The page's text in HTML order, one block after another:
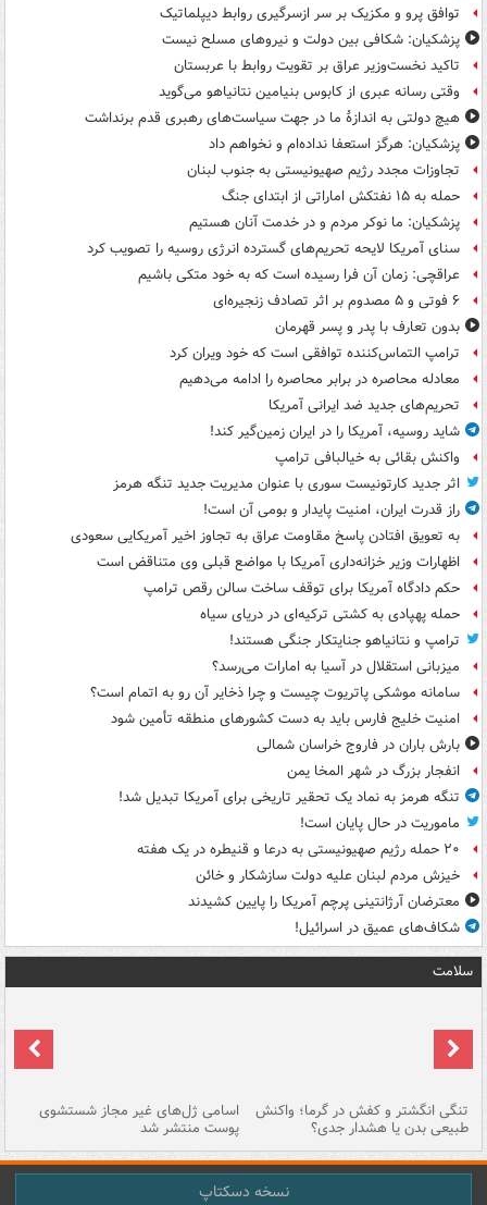
توافق پرو و مکزیک بر سر ازسرگیری روابط دیپلماتیک
پزشکیان: شکافی بین دولت و نیروهای مسلح نیست
تاکید نخست‌وزیر عراق بر تقویت روابط با عربستان
وقتی رسانه عبری از کابوس بنیامین نتانیاهو می‌گوید
هیچ دولتی به اندازۀ ما در جهت سیاست‌های رهبری قدم برنداشت
پزشکیان: هرگز استعفا نداده‌ام و نخواهم داد
تجاوزات مجدد رژیم صهیونیستی به جنوب لبنان
حمله به ۱۵ نفتکش‌ اماراتی از ابتدای جنگ
پزشکیان: ما نوکر مردم و در خدمت آنان هستیم
سنای آمریکا لایحه تحریم‌های گسترده انرژی روسیه را تصویب کرد
عراقچی: زمان آن فرا رسیده است که به خود متکی باشیم
۶ فوتی و ۵ مصدوم بر اثر تصادف زنجیره‌ای
بدون تعارف با پدر و پسر قهرمان
ترامپ التماس‌کننده توافقی است که خود ویران کرد
معادله محاصره در برابر محاصره را ادامه می‌دهیم
تحریم‌های جدید ضد ایرانی آمریکا
شاید روسیه، آمریکا را در ایران زمین‌گیر کند!
واکنش بقائی به خیالبافی ترامپ
اثر جدید کارتونیست سوری با عنوان مدیریت جدید تنگه هرمز
راز قدرت ایران، امنیت پایدار و بومی آن است!
به تعویق افتادن پاسخ مقاومت عراق به تجاوز اخیر آمریکایی سعودی
اظهارات وزیر خزانه‌داری آمریکا با مواضع قبلی وی متناقض است
حکم دادگاه آمریکا برای توقف ساخت سالن رقص ترامپ
حمله پهپادی به کشتی ترکیه‌ای در دریای سیاه
ترامپ و نتانیاهو جنایتکار جنگی هستند!
میزبانی استقلال در آسیا به امارات می‌رسد؟
سامانه موشکی پاتریوت چیست و چرا ذخایر آن رو به اتمام است؟
امنیت خلیج فارس باید به دست کشورهای منطقه تأمین شود
بارش باران در فاروج خراسان شمالی
انفجار بزرگ در شهر المخا یمن
تنگه هرمز به نماد یک تحقیر تاریخی برای آمریکا تبدیل شد!
ماموریت در حال پایان است!
۲۰ حمله رژیم صهیونیستی به درعا و قنیطره در یک هفته
خیزش مردم لبنان علیه دولت سازشکار و خائن
معترضان آرژانتینی پرچم آمریکا را پایین کشیدند
شکاف‌های عمیق در اسرائیل!
سلامت
تنگی انگشتر و کفش در گرما؛ واکنش
طبیعی بدن یا هشدار جدی؟
اسامی ژل‌های غیر مجاز شستشوی
پوست منتشر شد
نسخه دسکتاپ